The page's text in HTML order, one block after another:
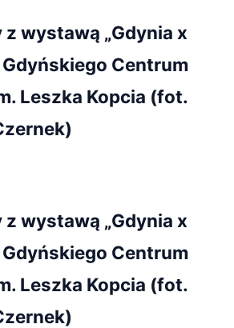
wystawą „Gdynia x
Gdyńskiego Centrum
Leszka Kopcia (fot.
wystawą „Gdynia x
Gdyńskiego Centrum
Leszka Kopcia (fot.